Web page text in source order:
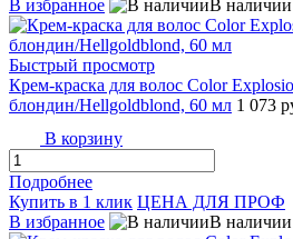
В избранное В наличии
Быстрый просмотр
Крем-краска для волос Color
блондин/Hellgoldblond, 60 мл 1 073
В корзину
Подробнее
Купить в 1 клик ЦЕНА ДЛЯ ПРОФ
В избранное
В наличии